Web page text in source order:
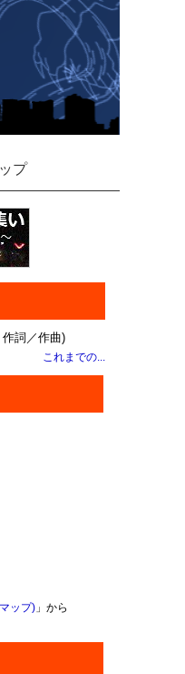
プ
詞／作曲)
これまでの...
ップ)」から